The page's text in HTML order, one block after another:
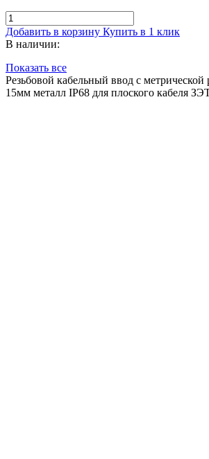
Добавить в корзину Купить в 1 клик
В наличии:
Показать все
Резьбовой кабельный ввод с метрической
15мм металл IP68 для плоского кабеля